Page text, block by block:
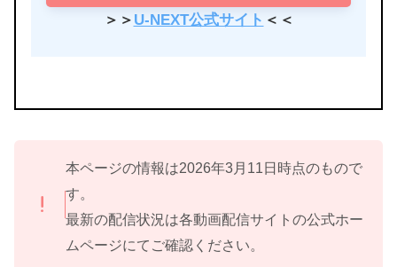
＞＞ U-NEXT公式サイト ＜＜
本ページの情報は2026年3月11日時点のもので
す。
最新の配信状況は各動画配信サイトの公式ホー
ムページにてご確認ください。